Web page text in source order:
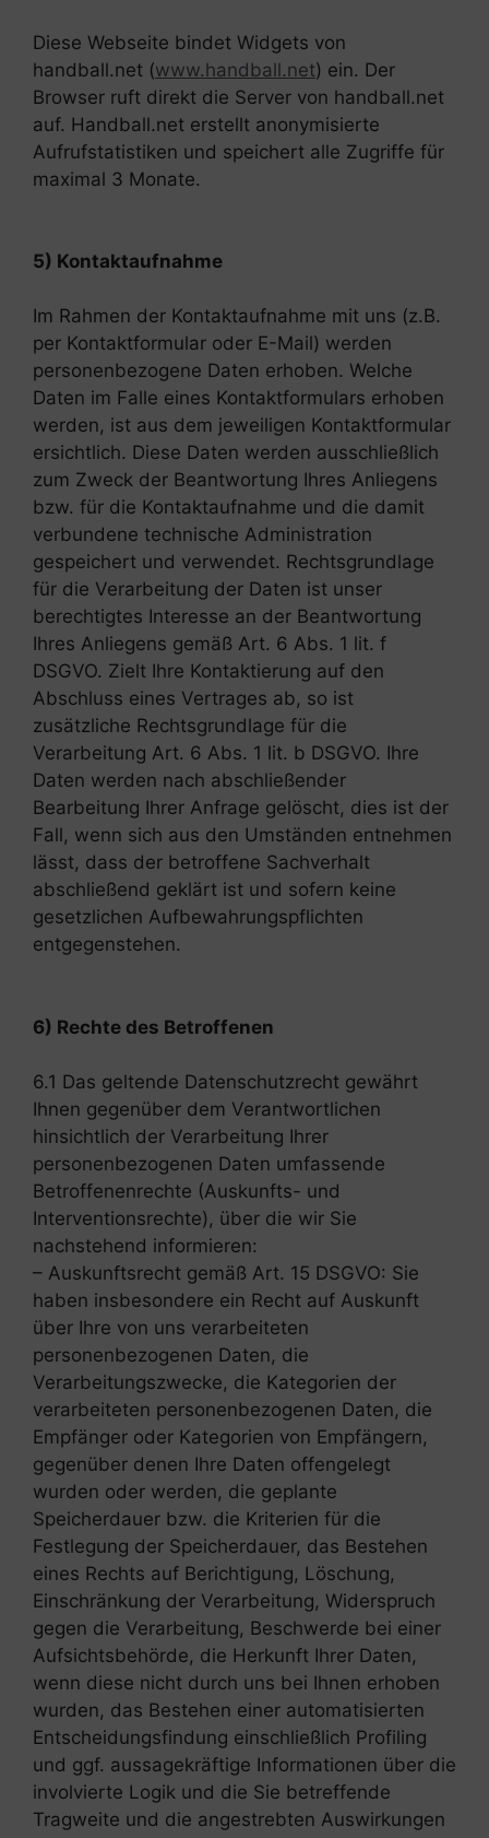
Diese Webseite bindet Widgets von
handball.net (www.handball.net) ein. Der
Browser ruft direkt die Server von handball.net
auf. Handball.net erstellt anonymisierte
Aufrufstatistiken und speichert alle Zugriffe für
maximal 3 Monate.
5) Kontaktaufnahme
Im Rahmen der Kontaktaufnahme mit uns (z.B.
per Kontaktformular oder E-Mail) werden
personenbezogene Daten erhoben. Welche
Daten im Falle eines Kontaktformulars erhoben
werden, ist aus dem jeweiligen Kontaktformular
ersichtlich. Diese Daten werden ausschließlich
zum Zweck der Beantwortung Ihres Anliegens
bzw. für die Kontaktaufnahme und die damit
verbundene technische Administration
gespeichert und verwendet. Rechtsgrundlage
für die Verarbeitung der Daten ist unser
berechtigtes Interesse an der Beantwortung
Ihres Anliegens gemäß Art. 6 Abs. 1 lit. f
DSGVO. Zielt Ihre Kontaktierung auf den
Abschluss eines Vertrages ab, so ist
zusätzliche Rechtsgrundlage für die
Verarbeitung Art. 6 Abs. 1 lit. b DSGVO. Ihre
Daten werden nach abschließender
Bearbeitung Ihrer Anfrage gelöscht, dies ist der
Fall, wenn sich aus den Umständen entnehmen
lässt, dass der betroffene Sachverhalt
abschließend geklärt ist und sofern keine
gesetzlichen Aufbewahrungspflichten
entgegenstehen.
6) Rechte des Betroffenen
6.1 Das geltende Datenschutzrecht gewährt
Ihnen gegenüber dem Verantwortlichen
hinsichtlich der Verarbeitung Ihrer
personenbezogenen Daten umfassende
Betroffenenrechte (Auskunfts- und
Interventionsrechte), über die wir Sie
nachstehend informieren:
– Auskunftsrecht gemäß Art. 15 DSGVO: Sie
haben insbesondere ein Recht auf Auskunft
über Ihre von uns verarbeiteten
personenbezogenen Daten, die
Verarbeitungszwecke, die Kategorien der
verarbeiteten personenbezogenen Daten, die
Empfänger oder Kategorien von Empfängern,
gegenüber denen Ihre Daten offengelegt
wurden oder werden, die geplante
Speicherdauer bzw. die Kriterien für die
Festlegung der Speicherdauer, das Bestehen
eines Rechts auf Berichtigung, Löschung,
Einschränkung der Verarbeitung, Widerspruch
gegen die Verarbeitung, Beschwerde bei einer
Aufsichtsbehörde, die Herkunft Ihrer Daten,
wenn diese nicht durch uns bei Ihnen erhoben
wurden, das Bestehen einer automatisierten
Entscheidungsfindung einschließlich Profiling
und ggf. aussagekräftige Informationen über die
involvierte Logik und die Sie betreffende
Tragweite und die angestrebten Auswirkungen